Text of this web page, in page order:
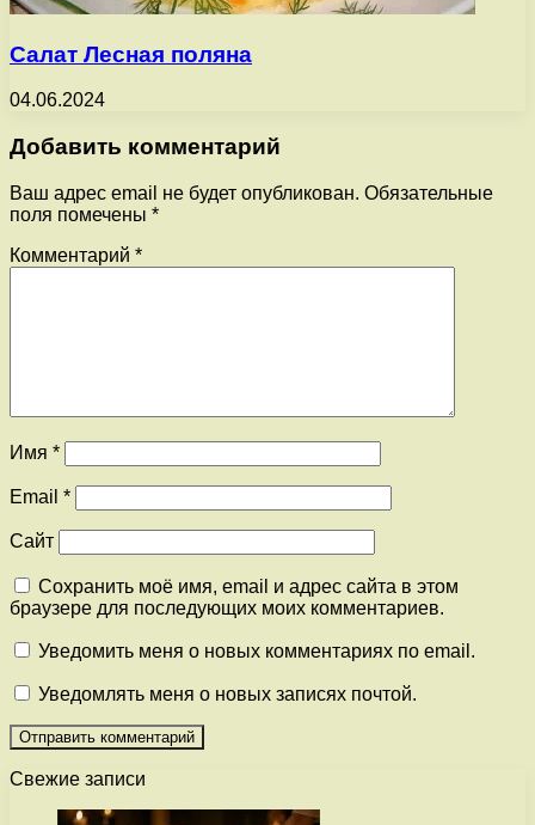
Салат Лесная поляна
04.06.2024
Добавить комментарий
Ваш адрес email не будет опубликован. Обязательные
поля помечены *
Комментарий *
Имя *
Email *
Сайт
Сохранить моё имя, email и адрес сайта в этом
браузере для последующих моих комментариев.
Уведомить меня о новых комментариях по email.
Уведомлять меня о новых записях почтой.
Свежие записи